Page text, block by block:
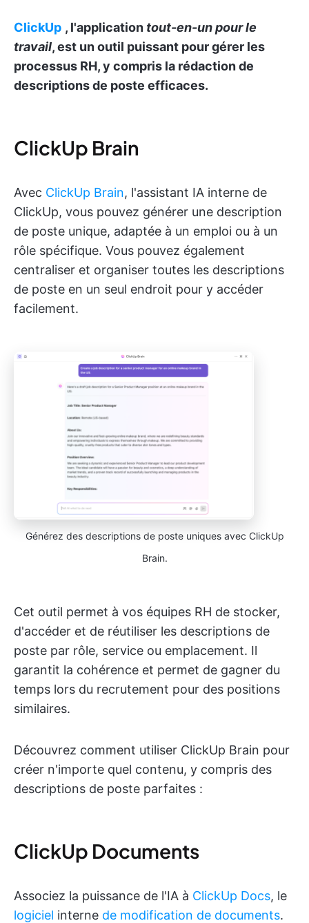
ClickUp , l'application tout-en-un pour le
travail, est un outil puissant pour gérer les
processus RH, y compris la rédaction de
descriptions de poste efficaces.
ClickUp Brain
Avec ClickUp Brain, l'assistant IA interne de
ClickUp, vous pouvez générer une description
de poste unique, adaptée à un emploi ou à un
rôle spécifique. Vous pouvez également
centraliser et organiser toutes les descriptions
de poste en un seul endroit pour y accéder
facilement.
Générez des descriptions de poste uniques avec ClickUp
Brain.
Cet outil permet à vos équipes RH de stocker,
d'accéder et de réutiliser les descriptions de
poste par rôle, service ou emplacement. Il
garantit la cohérence et permet de gagner du
temps lors du recrutement pour des positions
similaires.
Découvrez comment utiliser ClickUp Brain pour
créer n'importe quel contenu, y compris des
descriptions de poste parfaites :
ClickUp Documents
Associez la puissance de l'IA à ClickUp Docs, le
logiciel interne de modification de documents.